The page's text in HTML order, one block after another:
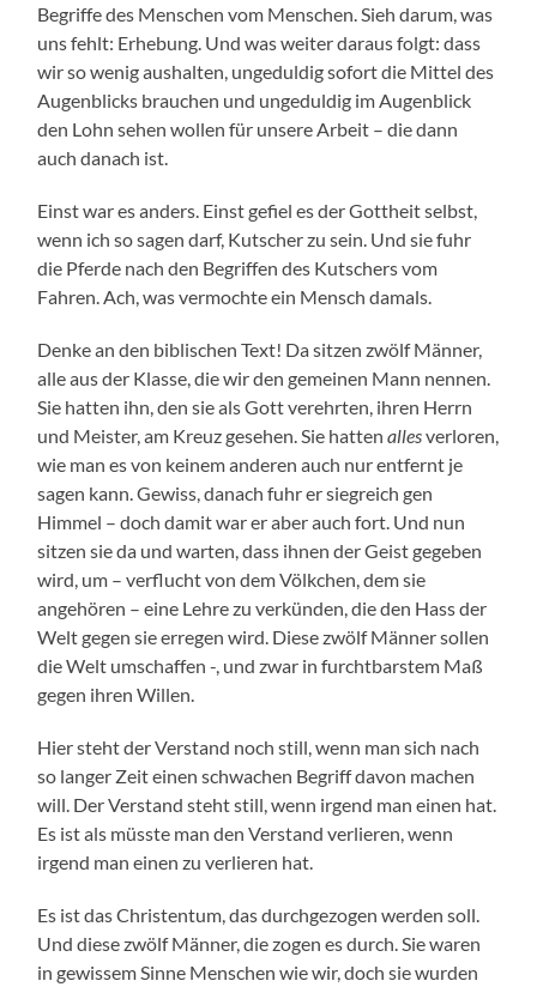
Begriffe des Menschen vom Menschen. Sieh darum, was
uns fehlt: Erhebung. Und was weiter daraus folgt: dass
wir so wenig aushalten, ungeduldig sofort die Mittel des
Augenblicks brauchen und ungeduldig im Augenblick
den Lohn sehen wollen für unsere Arbeit – die dann
auch danach ist.
Einst war es anders. Einst gefiel es der Gottheit selbst,
wenn ich so sagen darf, Kutscher zu sein. Und sie fuhr
die Pferde nach den Begriffen des Kutschers vom
Fahren. Ach, was vermochte ein Mensch damals.
Denke an den biblischen Text! Da sitzen zwölf Männer,
alle aus der Klasse, die wir den gemeinen Mann nennen.
Sie hatten ihn, den sie als Gott verehrten, ihren Herrn
und Meister, am Kreuz gesehen. Sie hattenallesverloren,
wie man es von keinem anderen auch nur entfernt je
sagen kann. Gewiss, danach fuhr er siegreich gen
Himmel – doch damit war er aber auch fort. Und nun
sitzen sie da und warten, dass ihnen der Geist gegeben
wird, um – verflucht von dem Völkchen, dem sie
angehören – eine Lehre zu verkünden, die den Hass der
Welt gegen sie erregen wird. Diese zwölf Männer sollen
die Welt umschaffen -, und zwar in furchtbarstem Maß
gegen ihren Willen.
Hier steht der Verstand noch still, wenn man sich nach
so langer Zeit einen schwachen Begriff davon machen
will. Der Verstand steht still, wenn irgend man einen hat.
Es ist als müsste man den Verstand verlieren, wenn
irgend man einen zu verlieren hat.
Es ist das Christentum, das durchgezogen werden soll.
Und diese zwölf Männer, die zogen es durch. Sie waren
in gewissem Sinne Menschen wie wir, doch sie wurden